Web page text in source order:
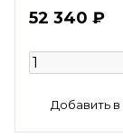
52 340 ₽